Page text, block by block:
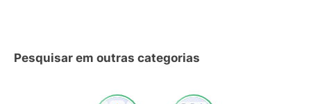
Pesquisar em outras categorias